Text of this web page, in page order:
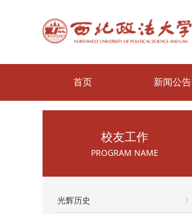
首页 新闻公告
校友工作
PROGRAM NAME
光辉历史